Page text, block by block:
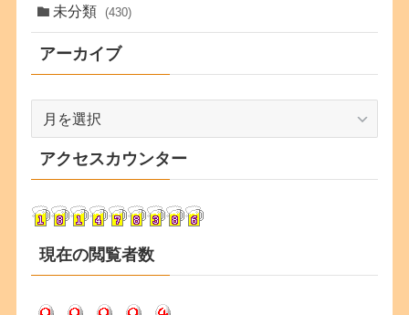
未分類 (430)
アーカイブ
カ
イ
アクセスカウンター
現在の閲覧者数